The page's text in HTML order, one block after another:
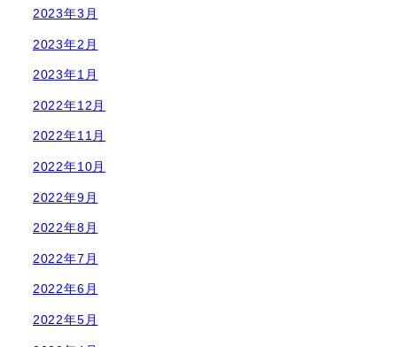
2023年3月
2023年2月
2023年1月
2022年12月
2022年11月
2022年10月
2022年9月
2022年8月
2022年7月
2022年6月
2022年5月